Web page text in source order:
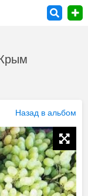
Назад в альбом